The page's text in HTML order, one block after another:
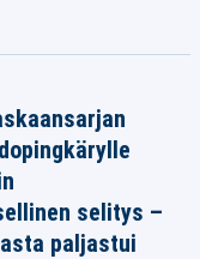
selitys –
paljastui